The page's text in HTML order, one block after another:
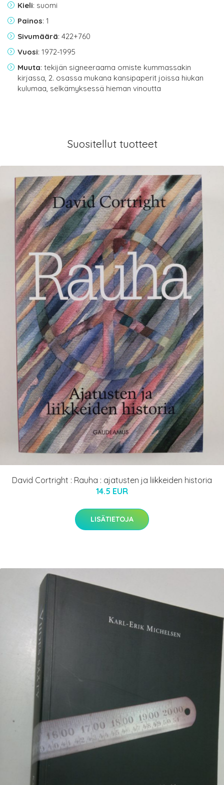
Kieli: suomi
Painos: 1
Sivumäärä: 422+760
Vuosi: 1972-1995
Muuta: tekijän signeeraama omiste kummassakin
kirjassa, 2. osassa mukana kansipaperit joissa hiukan
kulumaa, selkämyksessä hieman vinoutta
Suositellut tuotteet
David Cortright : Rauha : ajatusten ja liikkeiden historia
14.5 EUR
LISÄTIETOJA